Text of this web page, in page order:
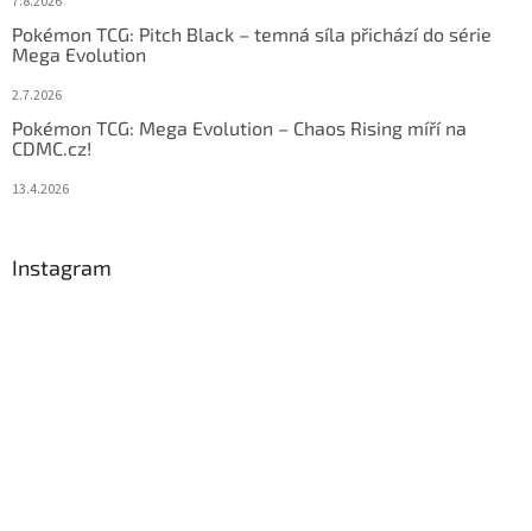
Pokémon TCG: Pitch Black – temná síla přichází do série
Mega Evolution
2.7.2026
Pokémon TCG: Mega Evolution – Chaos Rising míří na
CDMC.cz!
13.4.2026
Instagram